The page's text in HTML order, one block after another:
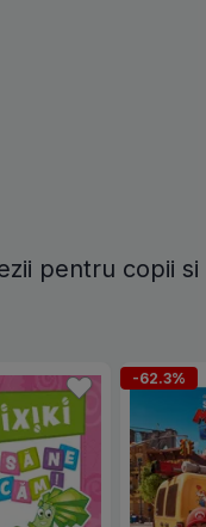
pentru copii si
-62.3%